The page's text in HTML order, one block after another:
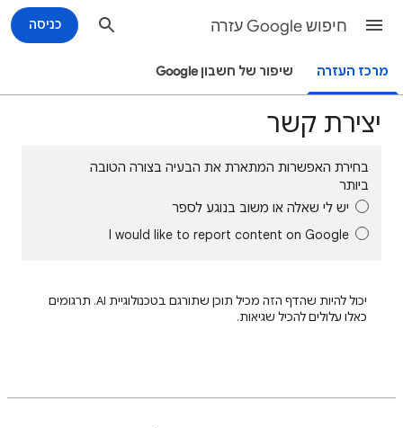
חיפוש Google עזרה כניסה
מרכז העזרה שיפור של חשבון Google
יצירת קשר
בחירת האפשרות המתארת את הבעיה בצורה הטובה
ביותר
יש לי שאלה או משוב בנוגע לספר
I would like to report content on Google
יכול להיות שהדף הזה מכיל תוכן שתורגם בטכנולוגיית AI. תרגומים
כאלו עלולים להכיל שגיאות.